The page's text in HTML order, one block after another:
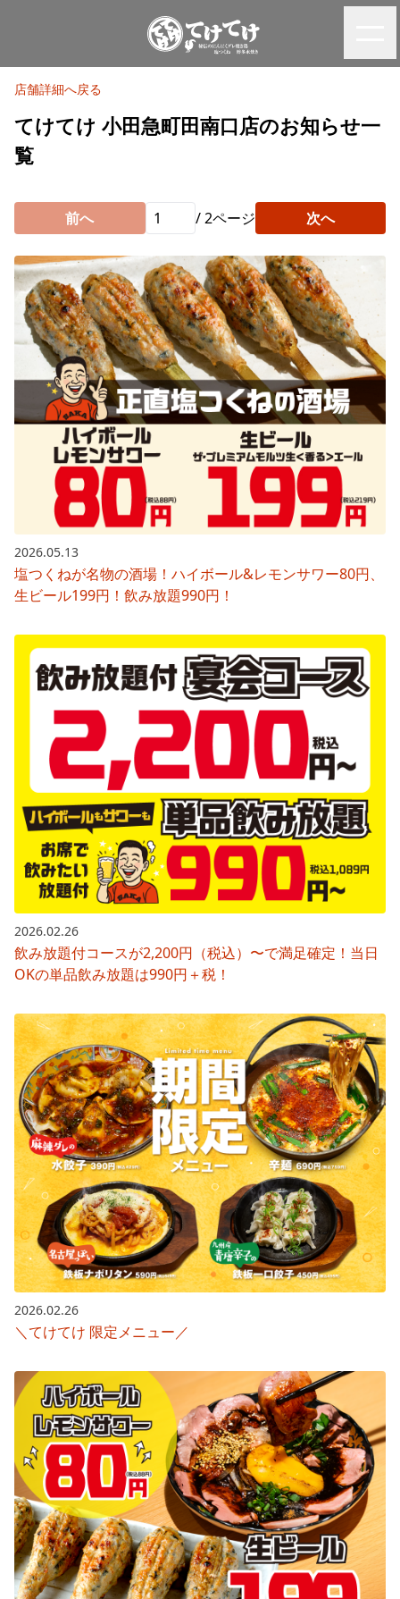
店舗詳細へ戻る
てけてけ 小田急町田南口店のお知らせ一
覧
前へ /2ページ 次へ
2026.05.13
塩つくねが名物の酒場！ハイボール&レモンサワー80円、
生ビール199円！飲み放題990円！
2026.02.26
飲み放題付コースが2,200円（税込）〜で満足確定！当日
OKの単品飲み放題は990円＋税！
2026.02.26
＼てけてけ 限定メニュー／